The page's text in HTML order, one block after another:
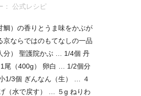
： 公式レシピ
鯛）の香りとうま味をかぶが
京ならではのもてなしの一品
分） 聖護院かぶ … 1/4個 丹
尾（400g） 卵白 … 1/2個分
1/3個 ぎんなん（生） … ４
（水で戻す） … ５g ねりわ